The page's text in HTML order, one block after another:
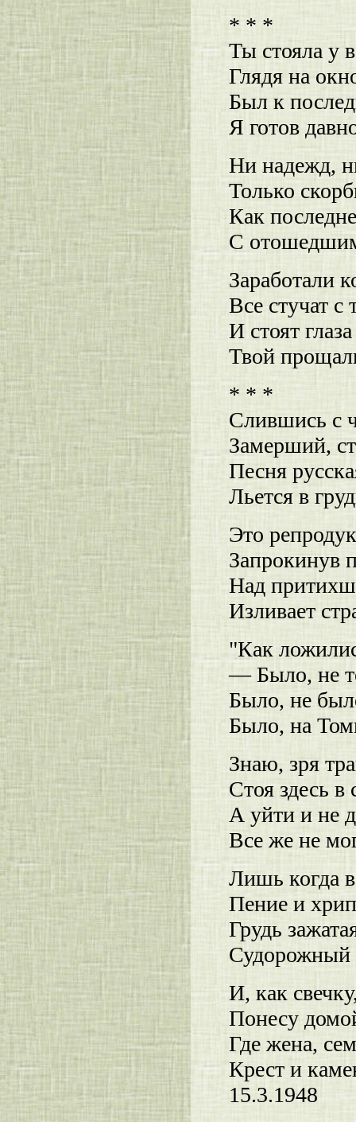
* * *
Ты стояла у
Глядя на
Был к
Я готов
Ни надежд,
Только
Как
С
Заработали
Все стучат с
И стоят
Твой
* * *
Слившись с
Замерший,
Песня
Льется в
Это
Запрокинув
Над
Изливает
"Как
— Было, не
Было, не
Было, на
Знаю, зря
Стоя здесь в
А уйти и не
Все же не
Лишь когда
Пение и
Грудь
Судорожный
И, как
Понесу
Где жена,
Крест и
15.3.1948